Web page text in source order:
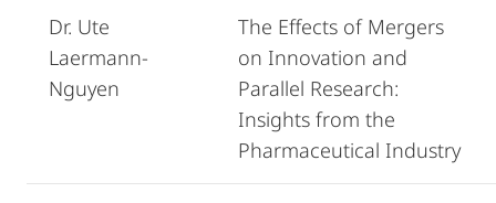
Dr. Ute
Laermann-
Nguyen
The Effects of Mergers
on Innovation and
Parallel Research:
Insights from the
Pharmaceutical Industry